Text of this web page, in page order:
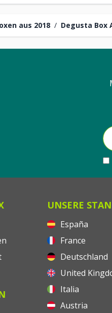
aus 2018 / Degusta Box
UNSERE
España
France
Deutschland
United
Italia
Austria